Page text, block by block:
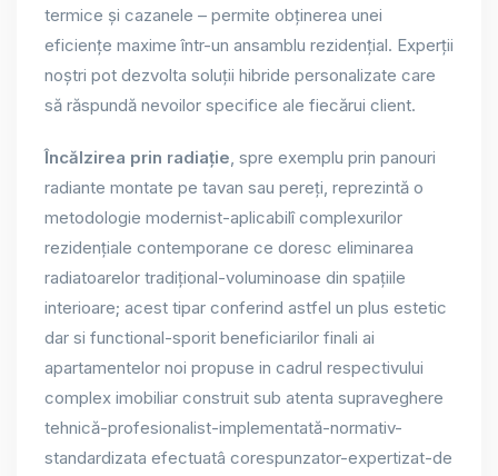
termice și cazanele – permite obținerea unei
eficiențe maxime într-un ansamblu rezidențial. Experții
noștri pot dezvolta soluții hibride personalizate care
să răspundă nevoilor specifice ale fiecărui client.
Încălzirea prin radiație, spre exemplu prin panouri
radiante montate pe tavan sau pereți, reprezintă o
metodologie modernist-aplicabilî complexurilor
rezidențiale contemporane ce doresc eliminarea
radiatoarelor tradițional-voluminoase din spațiile
interioare; acest tipar conferind astfel un plus estetic
dar si functional-sporit beneficiarilor finali ai
apartamentelor noi propuse in cadrul respectivului
complex imobiliar construit sub atenta supraveghere
tehnică-profesionalist-implementată-normativ-
standardizata efectuatâ corespunzator-expertizat-de